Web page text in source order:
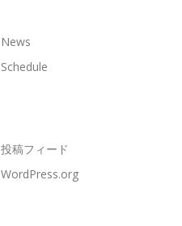
News
Schedule
投稿フィード
WordPress.org